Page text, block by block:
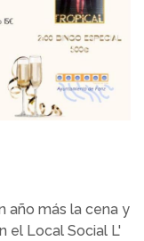
año más la cena y
el Local Social L'